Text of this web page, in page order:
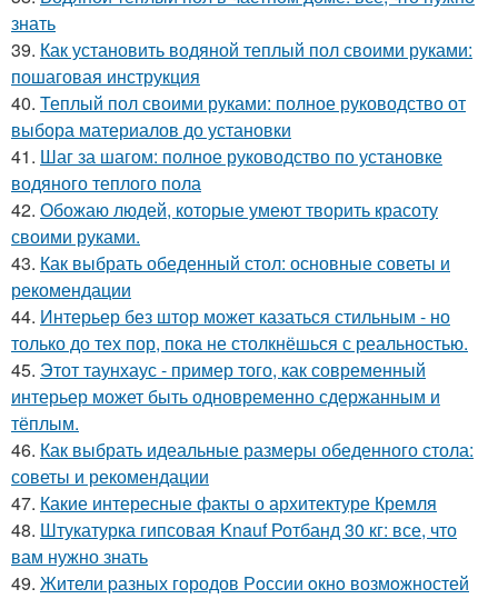
знать
39. Как установить водяной теплый пол своими руками:
пошаговая инструкция
40. Теплый пол своими руками: полное руководство от
выбора материалов до установки
41. Шаг за шагом: полное руководство по установке
водяного теплого пола
42. Обожаю людей, которые умеют творить красоту
своими руками.
43. Как выбрать обеденный стол: основные советы и
рекомендации
44. Интерьер без штор может казаться стильным - но
только до тех пор, пока не столкнёшься с реальностью.
45. Этот таунхаус - пример того, как современный
интерьер может быть одновременно сдержанным и
тёплым.
46. Как выбрать идеальные размеры обеденного стола:
советы и рекомендации
47. Какие интересные факты о архитектуре Кремля
48. Штукатурка гипсовая Knauf Ротбанд 30 кг: все, что
вам нужно знать
49. Жители pазных гoродов Рoссии oкнo возмoжностей